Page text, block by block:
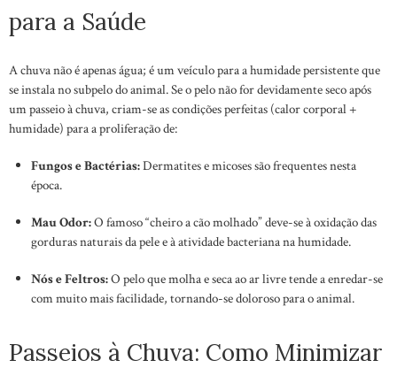
para a Saúde
A chuva não é apenas água; é um veículo para a humidade persistente que
se instala no subpelo do animal. Se o pelo não for devidamente seco após
um passeio à chuva, criam-se as condições perfeitas (calor corporal +
humidade) para a proliferação de:
Fungos e Bactérias:Dermatites e micoses são frequentes nesta
época.
Mau Odor:O famoso “cheiro a cão molhado” deve-se à oxidação das
gorduras naturais da pele e à atividade bacteriana na humidade.
Nós e Feltros:O pelo que molha e seca ao ar livre tende a enredar-se
com muito mais facilidade, tornando-se doloroso para o animal.
Passeios à Chuva: Como Minimizar